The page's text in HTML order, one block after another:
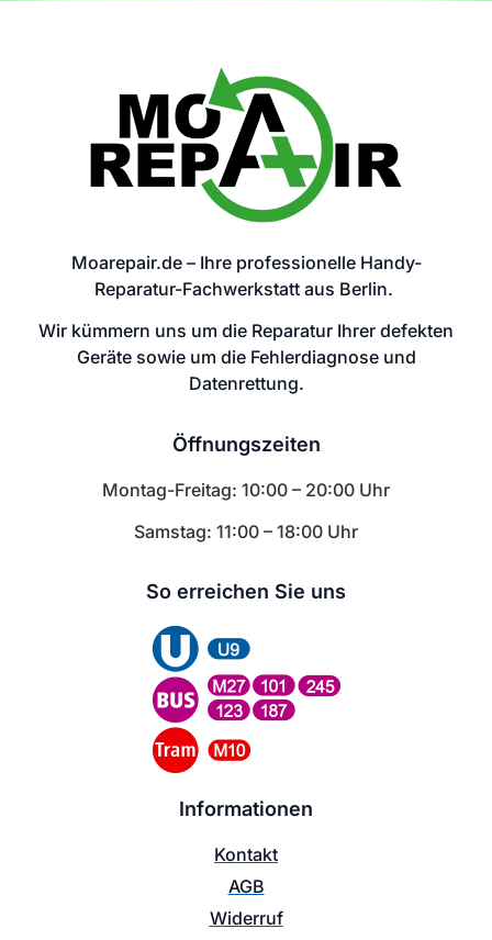
Moarepair.de – Ihre professionelle Handy-
Reparatur-Fachwerkstatt aus Berlin.
Wir kümmern uns um die Reparatur Ihrer defekten
Geräte sowie um die Fehlerdiagnose und
Datenrettung.
Öffnungszeiten
Montag-Freitag: 10:00 – 20:00 Uhr
Samstag: 11:00 – 18:00 Uhr
So erreichen Sie uns
Informationen
Kontakt
AGB
Widerruf